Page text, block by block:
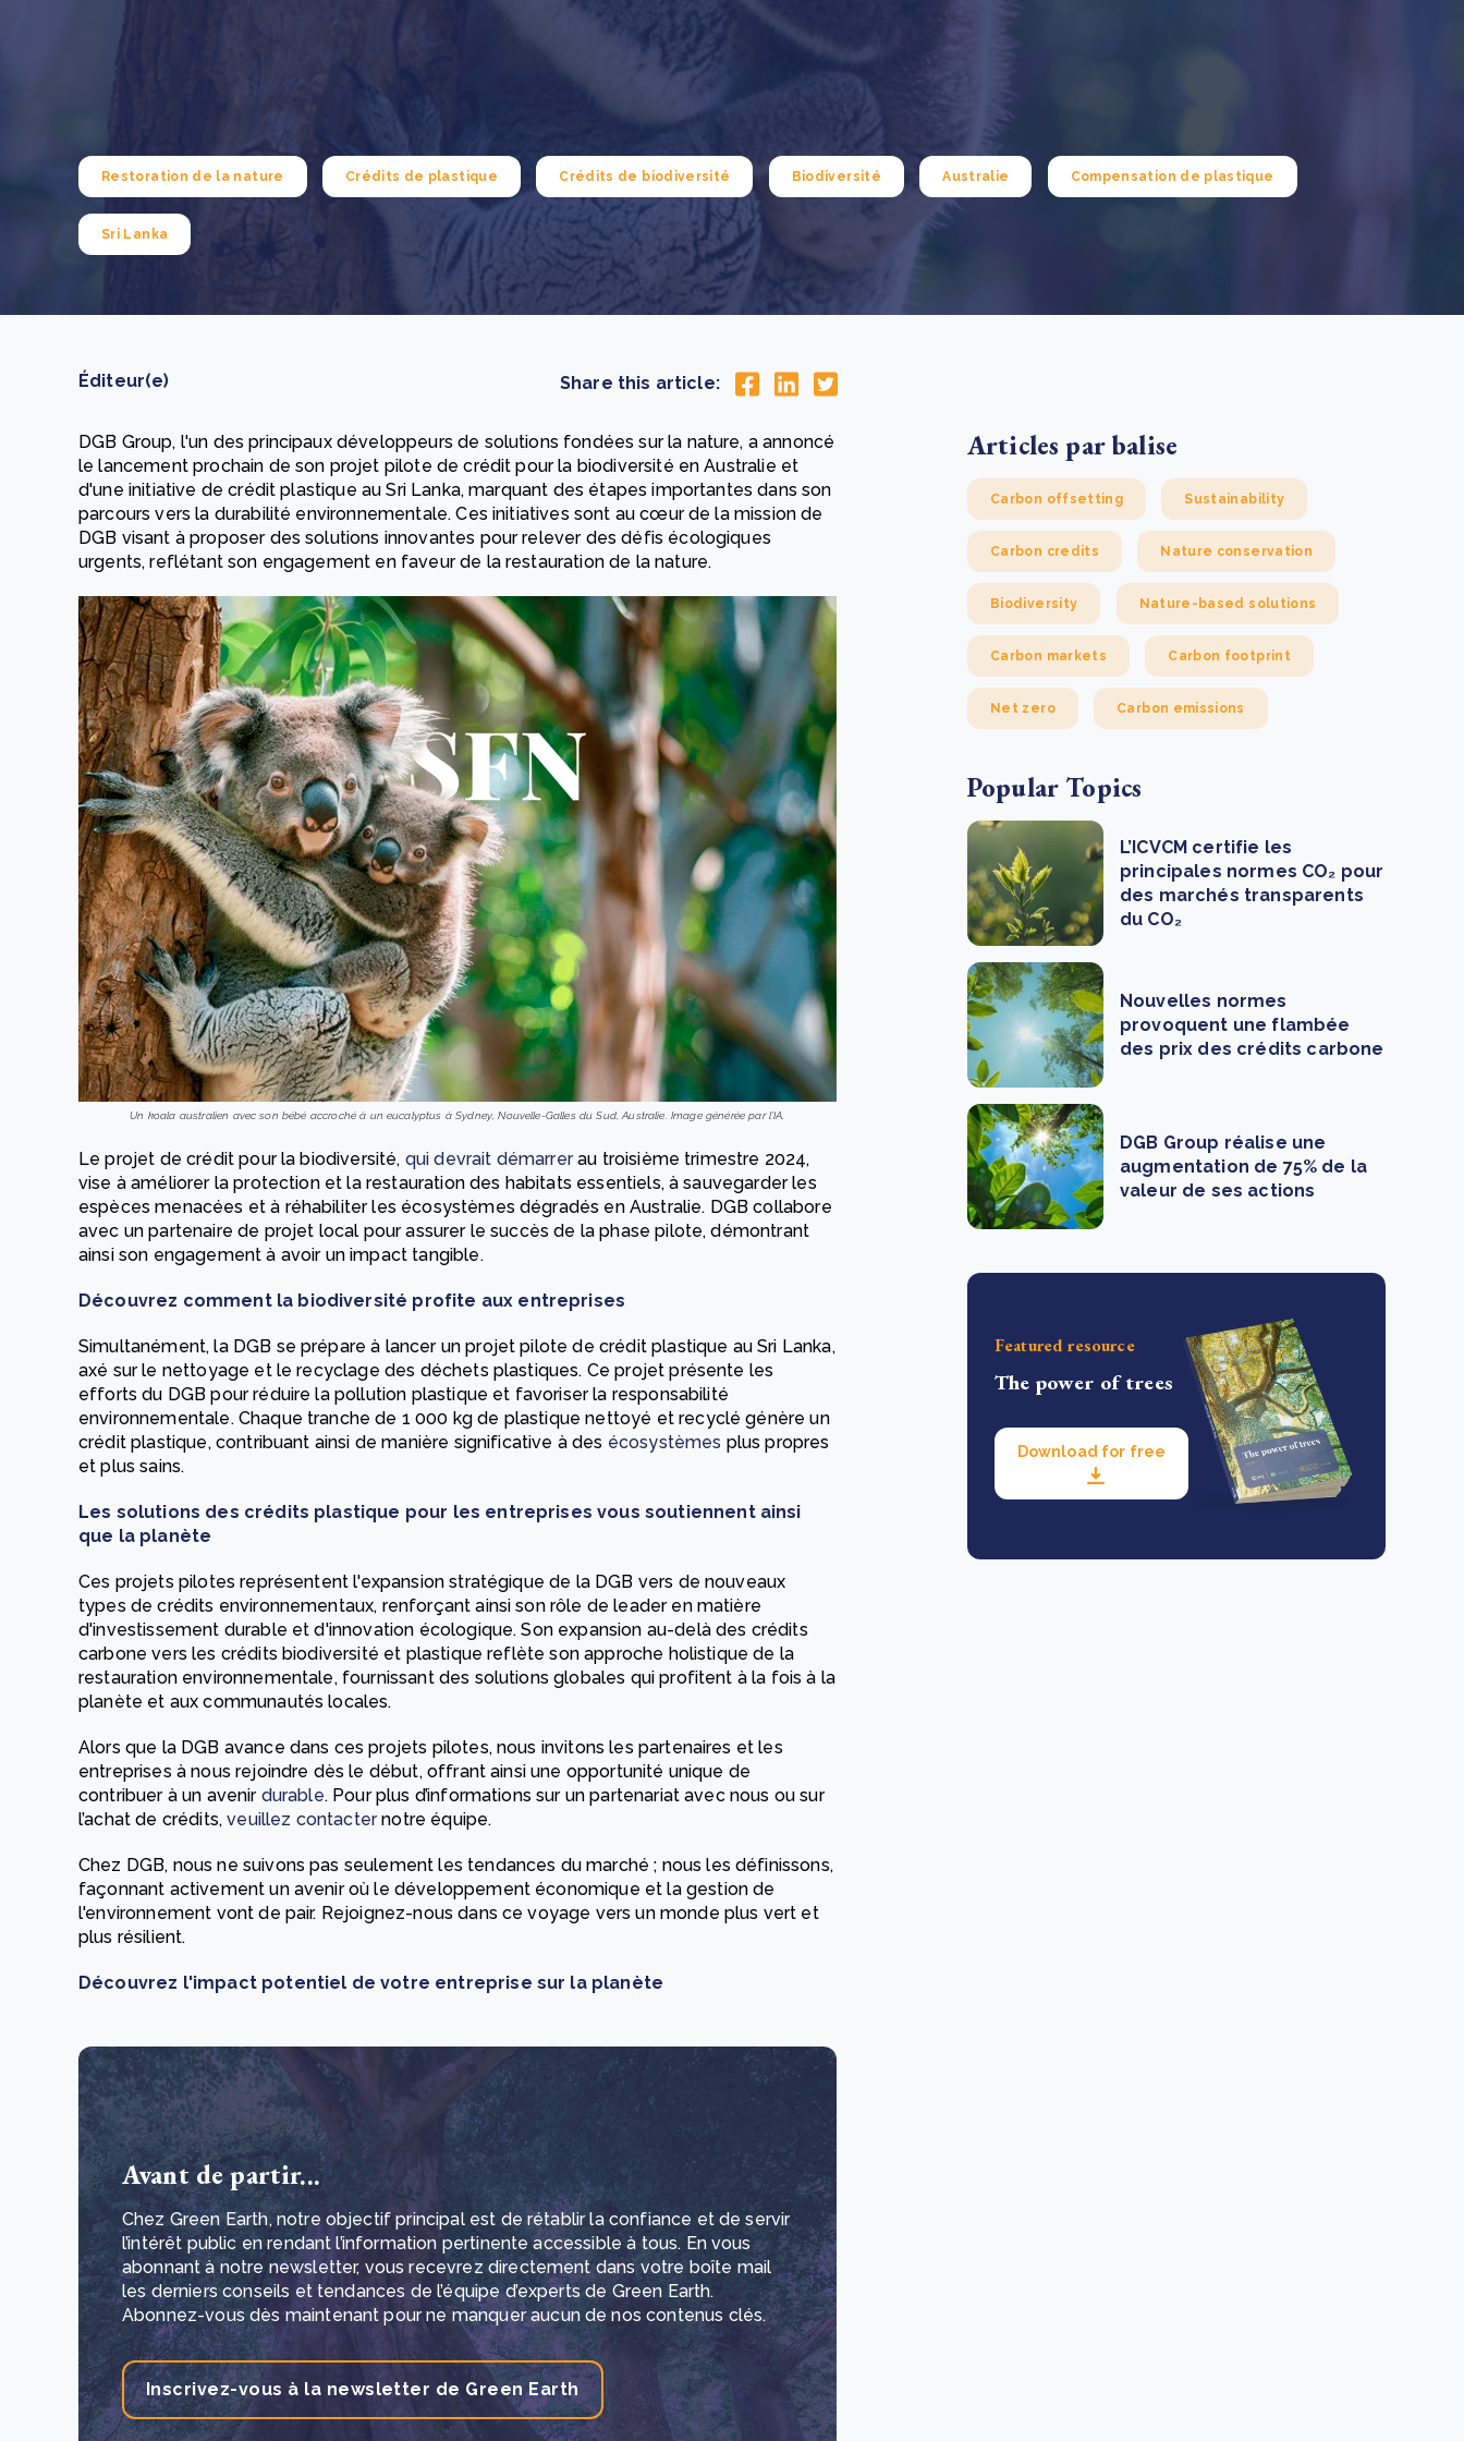
How community stewardship makes carbon credits
Restoration de la nature Crédits de plastique Crédits de biodiversité Biodiversité Australie Compensation de plastique
Sri Lanka
Éditeur(e) Share this article:
DGB Group, l'un des principaux développeurs de solutions fondées sur la nature, a annoncé
le lancement prochain de son projet pilote de crédit pour la biodiversité en Australie et
d'une initiative de crédit plastique au Sri Lanka, marquant des étapes importantes dans son
parcours vers la durabilité environnementale. Ces initiatives sont au cœur de la mission de
DGB visant à proposer des solutions innovantes pour relever des défis écologiques
urgents, reflétant son engagement en faveur de la restauration de la nature.
Un koala australien avec son bébé accroché à un eucalyptus à Sydney, Nouvelle-Galles du Sud, Australie. Image générée par l'IA.
Le projet de crédit pour la biodiversité, qui devrait démarrerau troisième trimestre 2024,
vise à améliorer la protection et la restauration des habitats essentiels, à sauvegarder les
espèces menacées et à réhabiliter les écosystèmes dégradés en Australie. DGB collabore
avec un partenaire de projet local pour assurer le succès de la phase pilote, démontrant
ainsi son engagement à avoir un impact tangible.
Découvrez comment la biodiversité profite aux entreprises
Simultanément, la DGB se prépare à lancer un projet pilote de crédit plastique au Sri Lanka,
axé sur le nettoyage et le recyclage des déchets plastiques. Ce projet présente les
efforts du DGB pour réduire la pollution plastique et favoriser la responsabilité
environnementale. Chaque tranche de 1 000 kg de plastique nettoyé et recyclé génère un
crédit plastique, contribuant ainsi de manière significative à des écosystèmes plus propres
et plus sains.
Les solutions des crédits plastique pour les entreprises vous soutiennent ainsi
que la planète
Ces projets pilotes représentent l'expansion stratégique de la DGB vers de nouveaux
types de crédits environnementaux, renforçant ainsi son rôle de leader en matière
d'investissement durable et d'innovation écologique. Son expansion au-delà des crédits
carbone vers les crédits biodiversité et plastique reflète son approche holistique de la
restauration environnementale, fournissant des solutions globales qui profitent à la fois à la
planète et aux communautés locales.
Alors que la DGB avance dans ces projets pilotes, nous invitons les partenaires et les
entreprises à nous rejoindre dès le début, offrant ainsi une opportunité unique de
contribuer à un avenir durable. Pour plus d’informations sur un partenariat avec nous ou sur
l’achat de crédits,veuillez contacternotre équipe.
Chez DGB, nous ne suivons pas seulement les tendances du marché ; nous les définissons,
façonnant activement un avenir où le développement économique et la gestion de
l'environnement vont de pair. Rejoignez-nous dans ce voyage vers un monde plus vert et
plus résilient.
Découvrez l'impact potentiel de votre entreprise sur la planète
Avant de partir...
Chez Green Earth, notre objectif principal est de rétablir la confiance et de servir
l’intérêt public en rendant l’information pertinente accessible à tous. En vous
abonnant à notre newsletter, vous recevrez directement dans votre boîte mail
les derniers conseils et tendances de l’équipe d’experts de Green Earth.
Abonnez-vous dès maintenant pour ne manquer aucun de nos contenus clés.
Inscrivez-vous à la newsletter de Green Earth
Articles par balise
Carbon offsetting Sustainability
Carbon credits Nature conservation
Biodiversity Nature-based solutions
Carbon markets Carbon footprint
Net zero Carbon emissions
Popular Topics
L’ICVCM certifie les
principales normes CO₂ pour
des marchés transparents
du CO₂
Nouvelles normes
provoquent une flambée
des prix des crédits carbone
DGB Group réalise une
augmentation de 75% de la
valeur de ses actions
Featured resource
The power of trees
Download for free